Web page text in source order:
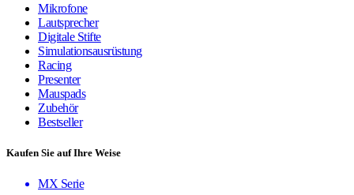
Mikrofone
Lautsprecher
Digitale Stifte
Simulationsausrüstung
Racing
Presenter
Mauspads
Zubehör
Bestseller
Kaufen Sie auf Ihre Weise
MX Serie